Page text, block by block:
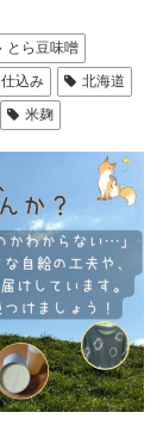
とら豆味噌
仕込み
北海道
米麹